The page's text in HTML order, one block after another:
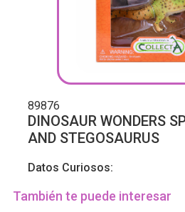
89876
DINOSAUR WONDERS
AND STEGOSAURUS
Datos Curiosos:
También te puede interesar